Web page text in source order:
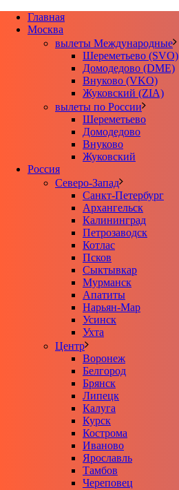
Главная
Москва
вылеты Международные
Шереметьево (SVO)
Домодедово (DME)
Внуково (VKO)
Жуковский (ZIA)
вылеты по России
Шереметьево
Домодедово
Внуково
Жуковский
Россия
Северо-Запад
Санкт-Петербург
Архангельск
Калининград
Петрозаводск
Котлас
Псков
Сыктывкар
Мурманск
Апатиты
Нарьян-Мар
Усинск
Ухта
Центр
Воронеж
Белгород
Брянск
Липецк
Калуга
Курск
Кострома
Иваново
Ярославль
Тамбов
Череповец